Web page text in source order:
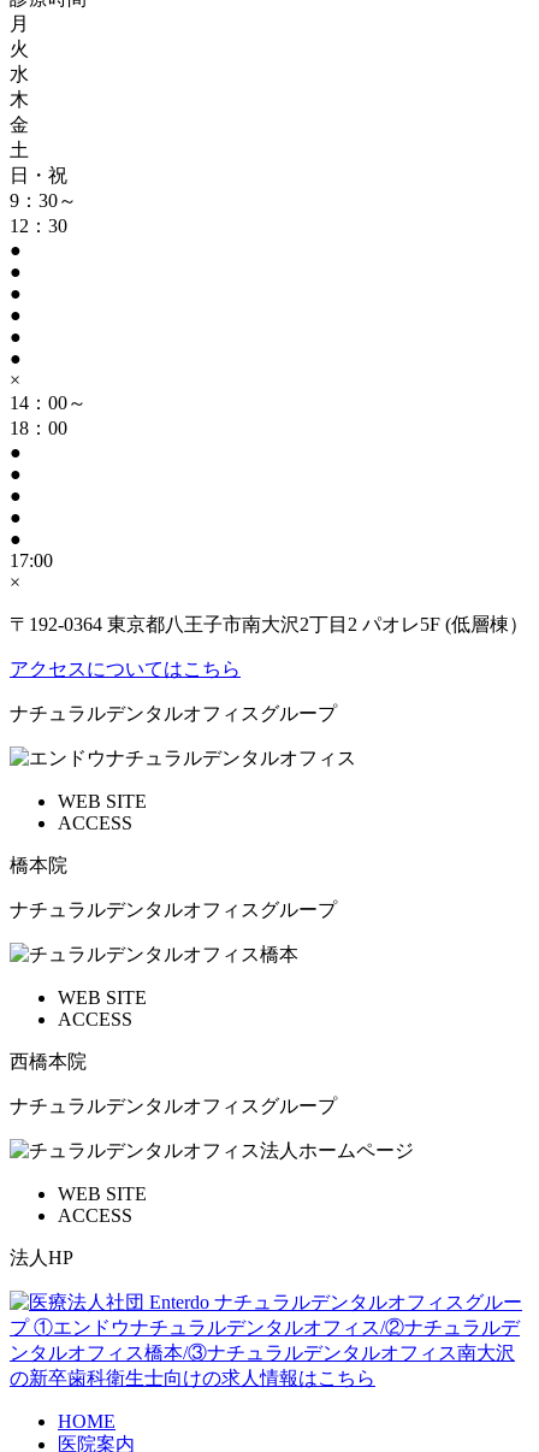
月
火
水
木
金
土
日・祝
9：30～
12：30
●
●
●
●
●
●
×
14：00～
18：00
●
●
●
●
●
17:00
×
〒192-0364 東京都八王子市南大沢2丁目2 パオレ5F (低層棟）
アクセスについてはこちら
ナチュラルデンタルオフィスグループ
WEB SITE
ACCESS
橋本院
ナチュラルデンタルオフィスグループ
WEB SITE
ACCESS
西橋本院
ナチュラルデンタルオフィスグループ
WEB SITE
ACCESS
法人HP
HOME
医院案内